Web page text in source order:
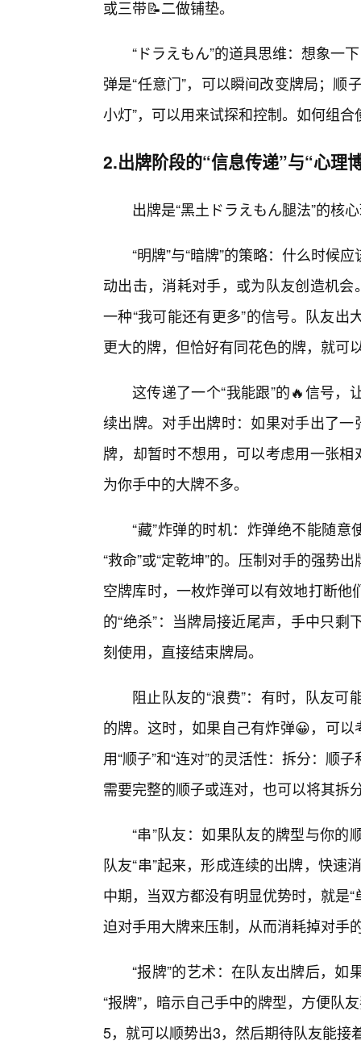
或三带📝二做铺垫。
“ドラえもん”的道具思维：想象一
弹是“任意门”，可以瞬间改变牌局；顺
小灯”，可以用来试探和控制。如何组合
2.出牌阶段的“信息传递”与“心理
出牌是“黑土ドラえもん腿法”的核
“明牌”与“暗牌”的策略：什么时候
动出击，消耗对手，或为队友创造机
一种“我可能还有更多”的信号。队友
更大的牌，但恰好有同花色的牌，就可
这传递了一个“我能跟”的🔥信号
续出牌。对手出牌时：如果对手出了
牌，却暂时不想用，可以考虑用一张
为你手中的大牌不多。
“藏”炸弹的时机：炸弹绝不能随
“救命”或“定乾坤”的。压制对手的强势
空牌库时，一枚炸弹可以有效地打断
的“绝杀”：当牌局接近尾声，手中只
刻使用，直接结束牌局。
阻止队友的“浪费”：有时，队友
的牌。这时，如果自己有炸弹😀，可
用“顺子”和“连对”的灵活性：拆分：顺
需要完整的顺子或连对，也可以将其拆
“串”队友：如果队友的牌型与你
队友“串”起来，形成连续的出牌，快速
中期，当双方都没有明显优势时，就是
迫对手用大牌来压制，从而消耗掉对手
“报牌”的艺术：在队友出牌后，
“报牌”，暗示自己手中的牌型，方便队
5，就可以顺势出3，然后期待队友能接